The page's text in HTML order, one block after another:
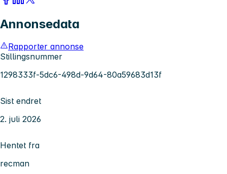
Annonsedata
Rapporter annonse
Stillingsnummer
1298333f-5dc6-498d-9d64-80a59683d13f
Sist endret
2. juli 2026
Hentet fra
recman